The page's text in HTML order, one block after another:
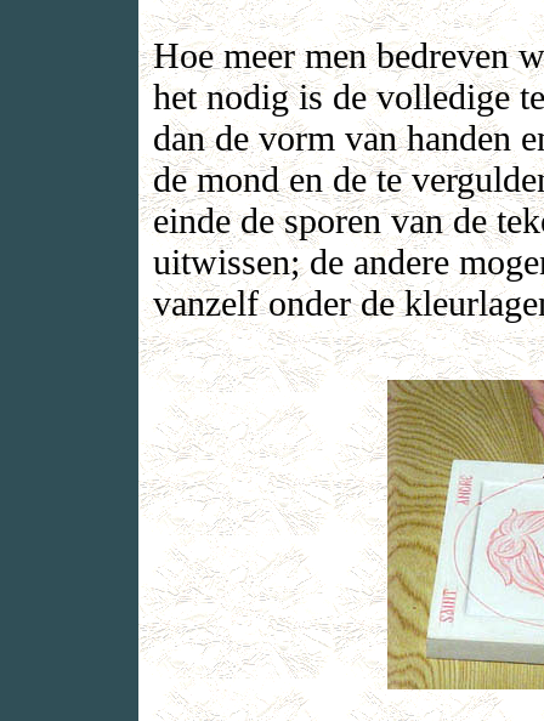
Hoe meer men bedreven
het nodig is de volledige
dan de vorm van handen
de mond en de te
einde de sporen van de
uitwissen; de andere
vanzelf onder de